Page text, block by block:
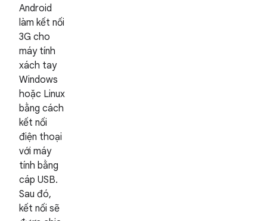
Android
làm kết nối
3G cho
máy tính
xách tay
Windows
hoặc Linux
bằng cách
kết nối
điện thoại
với máy
tính bằng
cáp USB.
Sau đó,
kết nối sẽ